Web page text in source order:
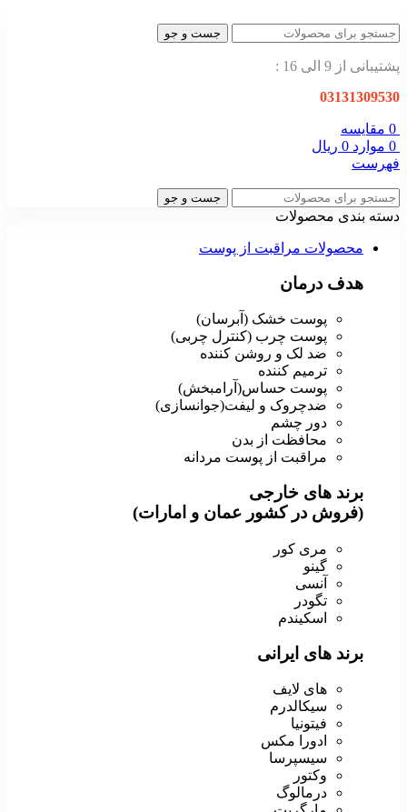
جست و جو
پشتیبانی از 9 الی 16 :
03131309530
0 مقایسه
0 موارد 0 ریال
فهرست
جست و جو
دسته بندی محصولات
محصولات مراقبت از پوست
هدف درمان
پوست خشک (آبرسان)
پوست چرب (کنترل چربی)
ضد لک و روشن کننده
ترمیم کننده
پوست حساس(آرامبخش)
ضدچروک و لیفت(جوانسازی)
دور چشم
محافظت از بدن
مراقبت از پوست مردانه
برند های خارجی
(فروش در کشور عمان و امارات)
مری کور
گینو
آنسی
تگودر
اسکیندم
برند های ایرانی
های لایف
سیکالدرم
فیتونیا
ادورا مکس
سیسپرسا
وکتور
درمالوگ